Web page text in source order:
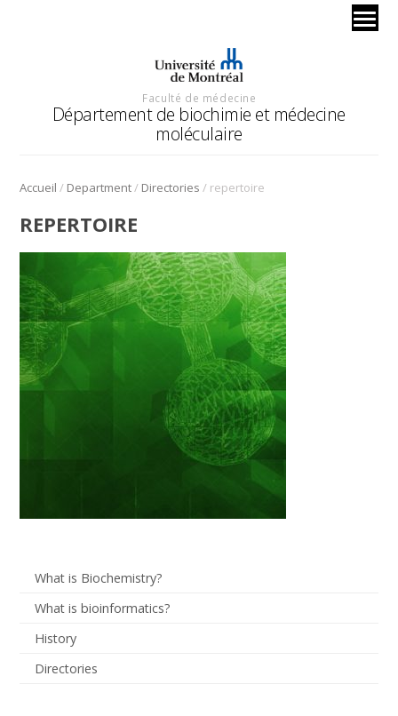
Faculté de médecine
Département de biochimie et médecine
moléculaire
Accueil / Department/ Directories / repertoire
What is Biochemistry?
What is bioinformatics?
History
Directories
REPERTOIRE